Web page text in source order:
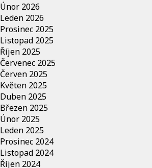
Únor 2026
Leden 2026
Prosinec 2025
Listopad 2025
Říjen 2025
Červenec 2025
Červen 2025
Květen 2025
Duben 2025
Březen 2025
Únor 2025
Leden 2025
Prosinec 2024
Listopad 2024
Říjen 2024